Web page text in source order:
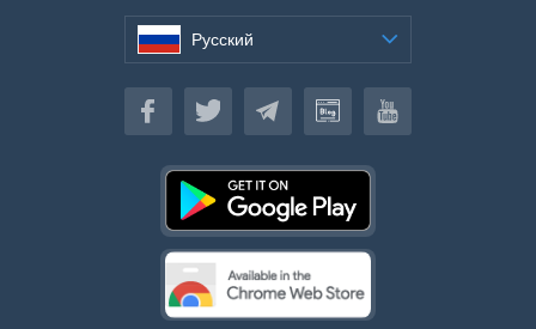
Русский
Русский